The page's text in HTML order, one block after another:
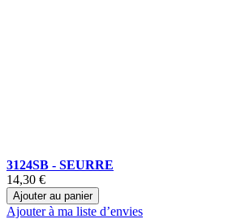
3124SB - SEURRE
14,30 €
Ajouter au panier
Ajouter à ma liste d’envies